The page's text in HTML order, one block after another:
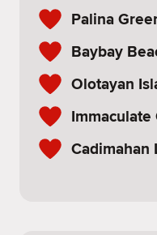
Palina
Baybay
Olotayan
Cadimahan